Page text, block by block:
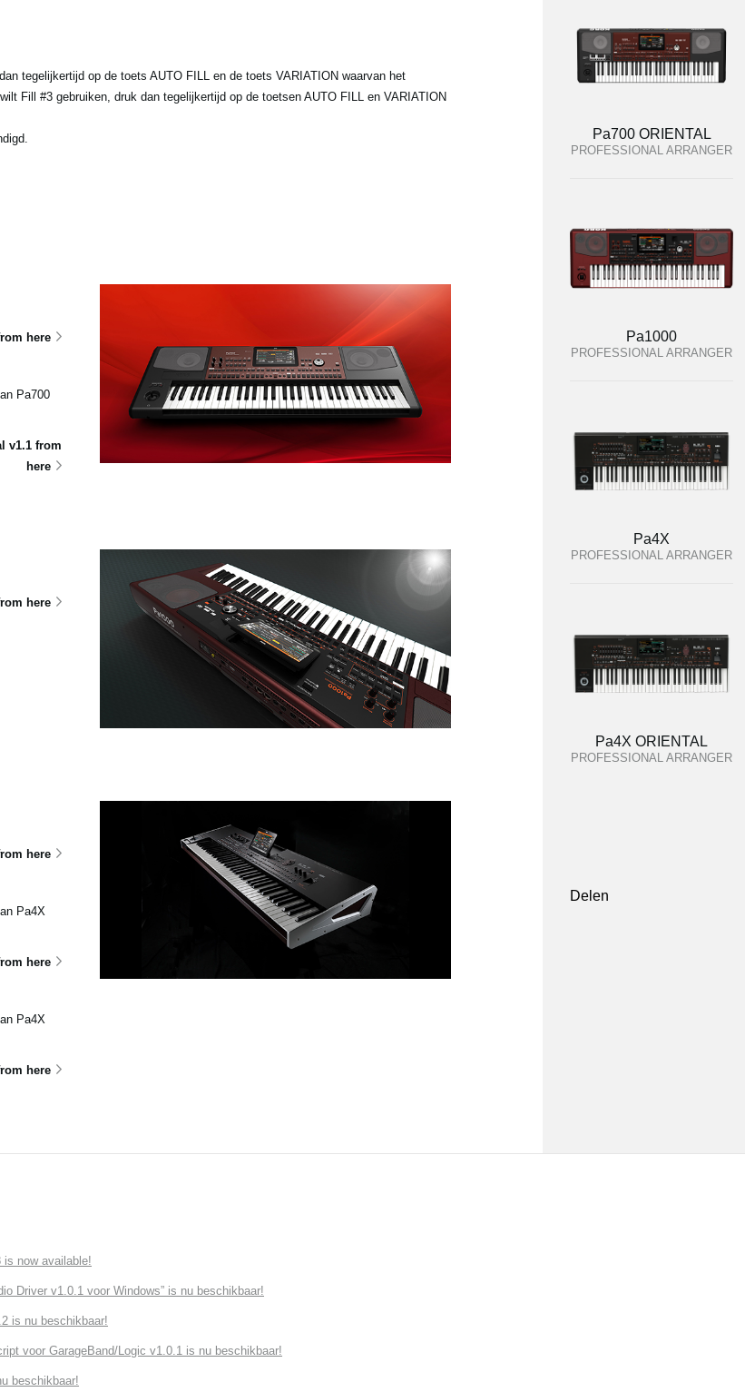
tegelijkertijd op de toets AUTO FILL en de toets VARIATION waarvan het
Fill #3 gebruiken, druk dan tegelijkertijd op de toetsen AUTO FILL en VARIATION
here
Pa700
v1.1 from
here
here
here
Pa4X
here
Pa4X
here
Pa700 ORIENTAL
PROFESSIONAL ARRANGER
Pa1000
PROFESSIONAL ARRANGER
Pa4X
PROFESSIONAL ARRANGER
Pa4X ORIENTAL
PROFESSIONAL ARRANGER
Delen
now available!
Driver v1.0.1 voor Windows” is nu beschikbaar!
is nu beschikbaar!
voor GarageBand/Logic v1.0.1 is nu beschikbaar!
beschikbaar!